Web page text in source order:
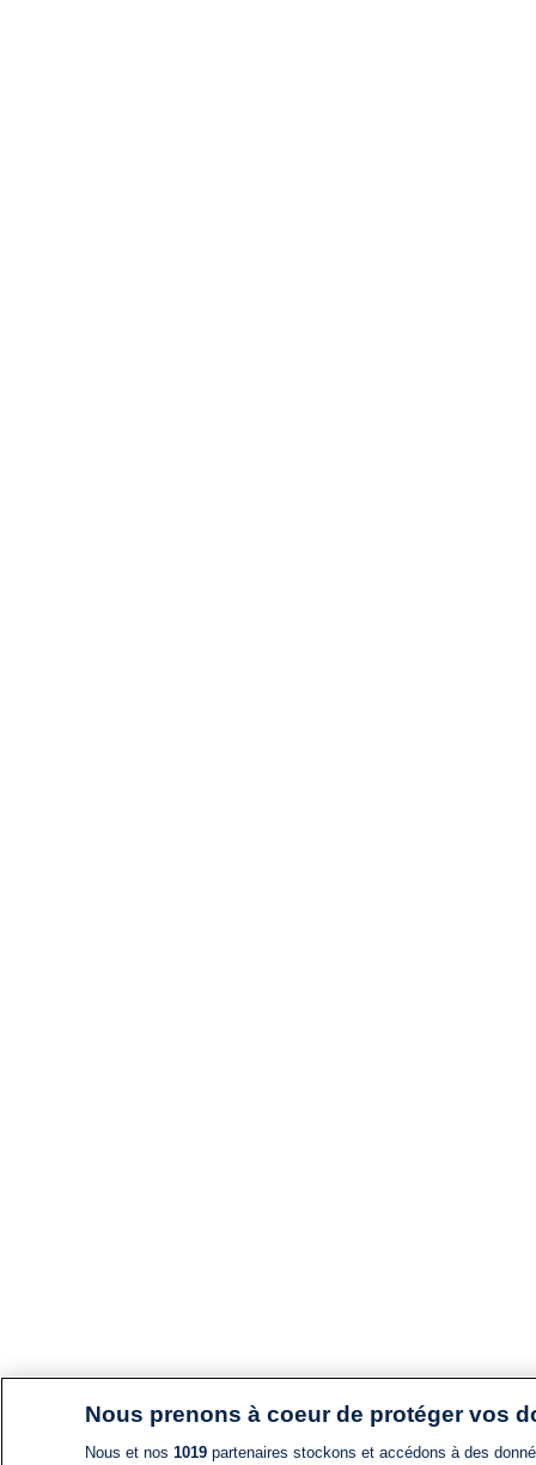
Nous prenons à coeur de protéger vos
Nous et nos 1019partenaires stockons et accédons à des